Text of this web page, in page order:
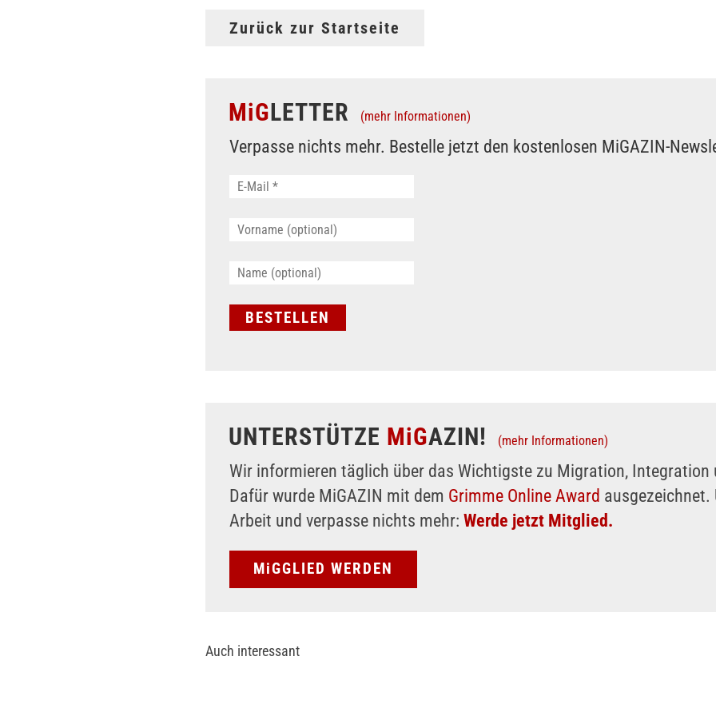
Zurück zur Startseite
MiGLETTER (mehr Informationen)
Verpasse nichts mehr. Bestelle jetzt den kostenlosen MiGAZIN-
UNTERSTÜTZE MiGAZIN! (mehr Informationen)
Wir informieren täglich über das Wichtigste zu Migration, Integration
Dafür wurde MiGAZIN mit dem Grimme Online Award
Arbeit und verpasse nichts mehr: Werde jetzt Mitglied.
MiGGLIED WERDEN
Auch interessant